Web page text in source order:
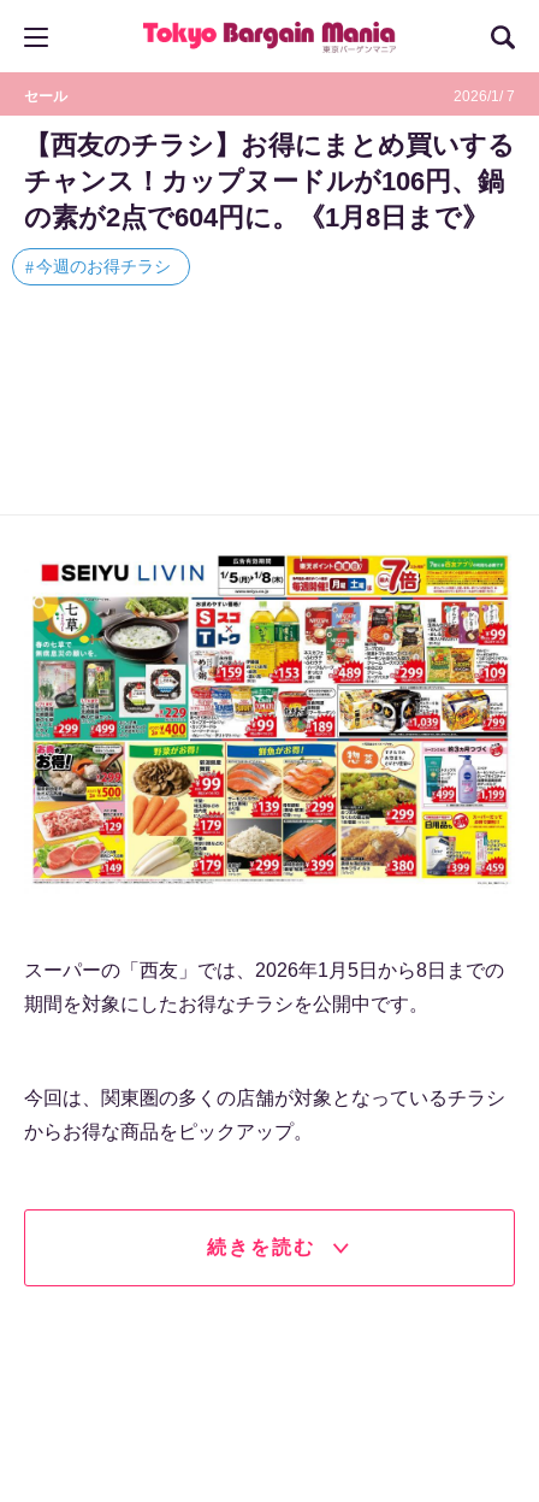
セール 2026/1/ 7
【西友のチラシ】お得にまとめ買いする
チャンス！カップヌードルが106円、鍋
の素が2点で604円に。《1月8日まで》
今週のお得チラシ
スーパーの「西友」では、2026年1月5日から8日までの
期間を対象にしたお得なチラシを公開中です。
今回は、関東圏の多くの店舗が対象となっているチラシ
からお得な商品をピックアップ。
続きを読む